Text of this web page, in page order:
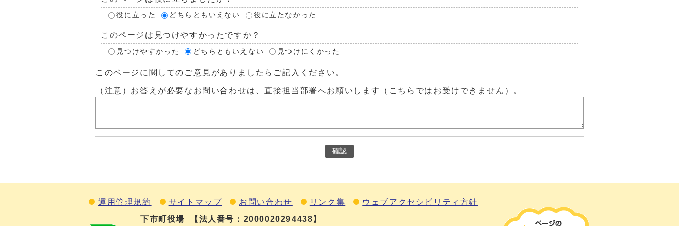
役に立った どちらともいえない 役に立たなかった
このページは見つけやすかったですか？
見つけやすかった どちらともいえない 見つけにくかった
このページに関してのご意見がありましたらご記入ください。
（注意）お答えが必要なお問い合わせは、直接担当部署へお願いします（こちらではお受けできません）。
確認
運用管理規約 サイトマップ お問い合わせ リンク集
ウェブアクセシビリティ方針
下市町役場
【法人番号：2000020294438】